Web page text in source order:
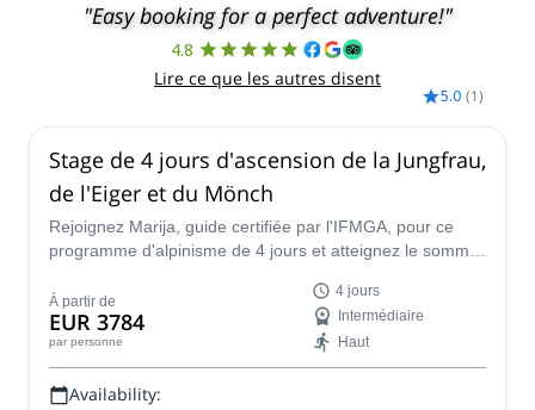
"Easy booking for a perfect adventure!"
4.8
Lire ce que les autres disent
5.0 (1)
Stage de 4 jours d'ascension de la Jungfrau,
de l'Eiger et du Mönch
Rejoignez Marija, guide certifiée par l'IFMGA, pour ce
programme d'alpinisme de 4 jours et atteignez le sommet
Jungfrau, Eiger et Mönch. Vivez une aventure
spectaculaire en escaladant ces montagnes à couper le
souffle.
À partir de
EUR 3784
par personne
4 jours
Intermédiaire
Haut
Availability: